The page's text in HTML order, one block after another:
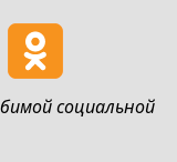
социальной